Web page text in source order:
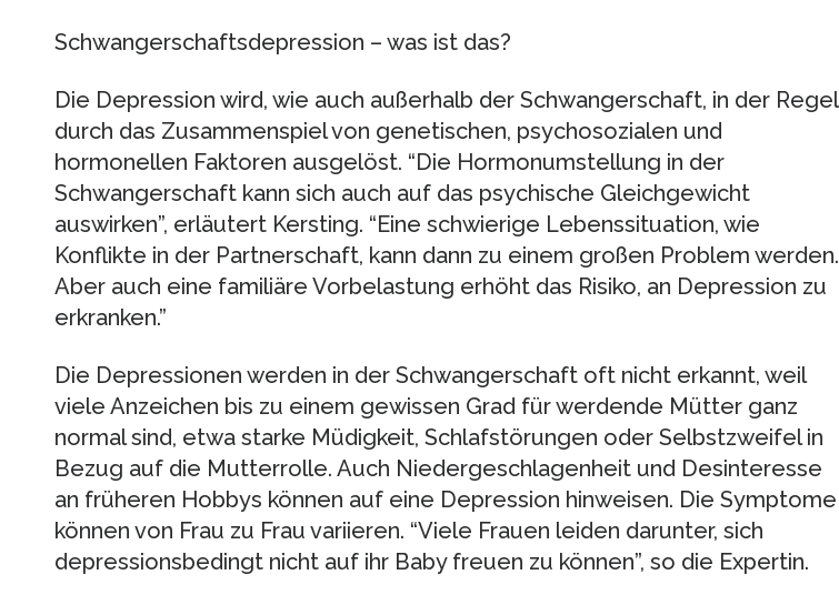
Schwangerschaftsdepression – was ist das?
Die Depression wird, wie auch außerhalb der Schwangerschaft, in der Regel
durch das Zusammenspiel von genetischen, psychosozialen und
hormonellen Faktoren ausgelöst. “Die Hormonumstellung in der
Schwangerschaft kann sich auch auf das psychische Gleichgewicht
auswirken”, erläutert Kersting. “Eine schwierige Lebenssituation, wie
Konflikte in der Partnerschaft, kann dann zu einem großen Problem werden.
Aber auch eine familiäre Vorbelastung erhöht das Risiko, an Depression zu
erkranken.”
Die Depressionen werden in der Schwangerschaft oft nicht erkannt, weil
viele Anzeichen bis zu einem gewissen Grad für werdende Mütter ganz
normal sind, etwa starke Müdigkeit, Schlafstörungen oder Selbstzweifel in
Bezug auf die Mutterrolle. Auch Niedergeschlagenheit und Desinteresse
an früheren Hobbys können auf eine Depression hinweisen. Die Symptome
können von Frau zu Frau variieren. “Viele Frauen leiden darunter, sich
depressionsbedingt nicht auf ihr Baby freuen zu können”, so die Expertin.